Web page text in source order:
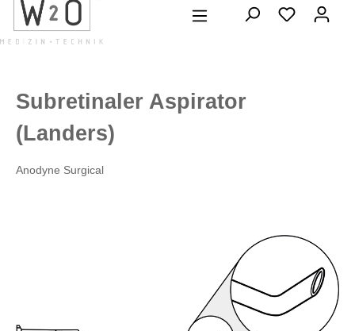
springen
Subretinaler Aspirator
(Landers)
Anodyne Surgical